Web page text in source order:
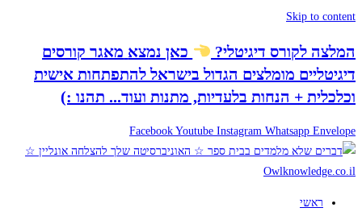
Skip to content
המלצה לקורס דיגיטלי? כאן נמצא מאגר קורסים
דיגיטליים מומלצים הגדול בישראל להתפתחות אישית
וכלכלית + הנחות בלעדיות, מתנות ועוד... תהנו :)
Facebook Youtube Instagram Whatsapp Envelope
ראשי